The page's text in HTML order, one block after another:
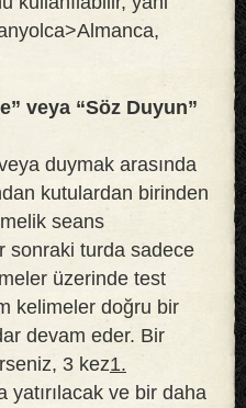
veya “Söz Duyun”
duymak arasında
kutulardan birinden
seans
sonraki turda sadece
üzerinde test
kelimeler doğru bir
devam eder. Bir
3 kez1.
yatırılacak ve bir daha